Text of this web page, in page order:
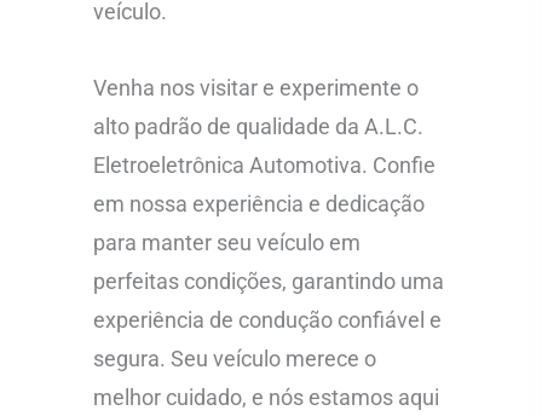
veículo.
Venha nos visitar e experimente o
alto padrão de qualidade da A.L.C.
Eletroeletrônica Automotiva. Confie
em nossa experiência e dedicação
para manter seu veículo em
perfeitas condições, garantindo uma
experiência de condução confiável e
segura. Seu veículo merece o
melhor cuidado, e nós estamos aqui